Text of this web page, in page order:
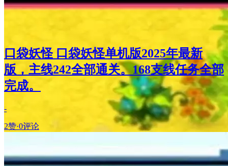
口袋妖怪 口袋妖怪单机版2025年最新
版，主线242全部通关。168支线任务全部
完成。
-
2赞·0评论